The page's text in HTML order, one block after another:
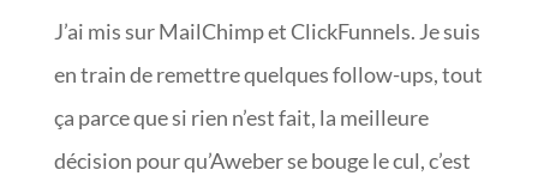
J’ai mis sur MailChimp et ClickFunnels. Je suis
en train de remettre quelques follow-ups, tout
ça parce que si rien n’est fait, la meilleure
décision pour qu’Aweber se bouge le cul, c’est